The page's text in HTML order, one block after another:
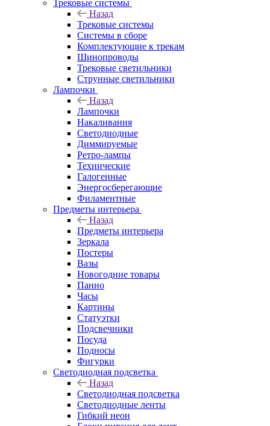
Трековые системы
Назад
Трековые системы
Системы в сборе
Комплектующие к трекам
Шинопроводы
Трековые светильники
Струнные светильники
Лампочки
Назад
Лампочки
Накаливания
Светодиодные
Диммируемые
Ретро-лампы
Технические
Галогенные
Энергосберегающие
Филаментные
Предметы интерьера
Назад
Предметы интерьера
Зеркала
Постеры
Вазы
Новогодние товары
Панно
Часы
Картины
Статуэтки
Подсвечники
Посуда
Подносы
Фигурки
Светодиодная подсветка
Назад
Светодиодная подсветка
Светодиодные ленты
Гибкий неон